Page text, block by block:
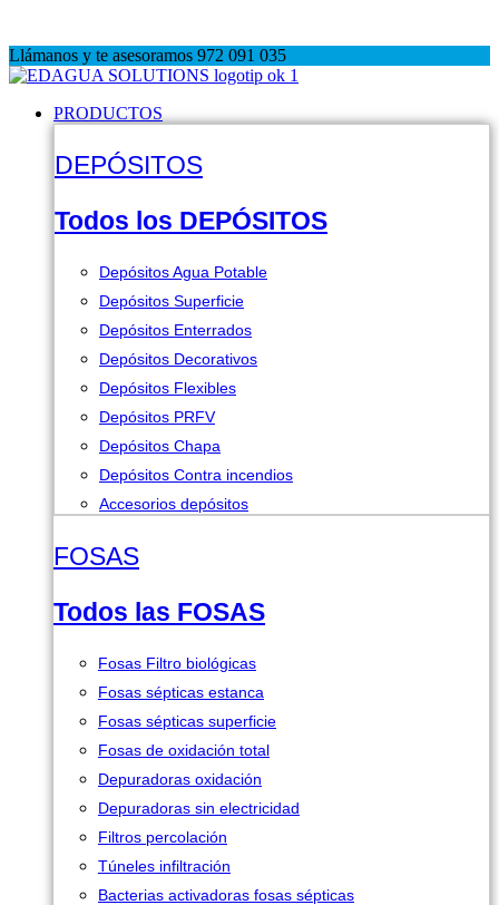
Llámanos y te asesoramos 972 091 035
PRODUCTOS
DEPÓSITOS
Todos los DEPÓSITOS
Depósitos Agua Potable
Depósitos Superficie
Depósitos Enterrados
Depósitos Decorativos
Depósitos Flexibles
Depósitos PRFV
Depósitos Chapa
Depósitos Contra incendios
Accesorios depósitos
FOSAS
Todos las FOSAS
Fosas Filtro biológicas
Fosas sépticas estanca
Fosas sépticas superficie
Fosas de oxidación total
Depuradoras oxidación
Depuradoras sin electricidad
Filtros percolación
Túneles infiltración
Bacterias activadoras fosas sépticas